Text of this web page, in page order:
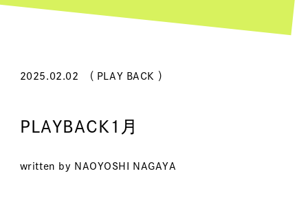
2025.02.02 （ PLAY BACK ）
PLAYBACK1月
written by NAOYOSHI NAGAYA